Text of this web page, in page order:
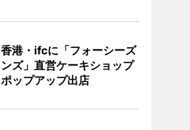
香港・ifcに「フォーシーズ
ンズ」直営ケーキショップ
ポップアップ出店